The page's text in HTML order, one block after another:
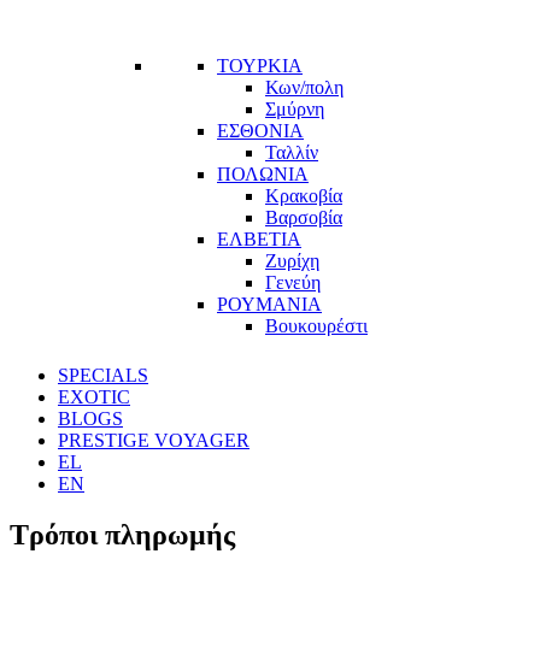
ΤΟΥΡΚΙΑ
Κων/πολη
Σμύρνη
ΕΣΘΟΝΙΑ
Ταλλίν
ΠΟΛΩΝΙΑ
Κρακοβία
Βαρσοβία
ΕΛΒΕΤΙΑ
Ζυρίχη
Γενεύη
ΡΟΥΜΑΝΙΑ
Βουκουρέστι
SPECIALS
EXOTIC
BLOGS
PRESTIGE VOYAGER
EL
EN
Τρόποι πληρωμής